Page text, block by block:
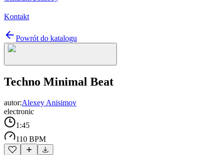
Kontakt
Powrót do katalogu
Techno Minimal Beat
autor:Alexey Anisimov
electronic
1:45
110 BPM